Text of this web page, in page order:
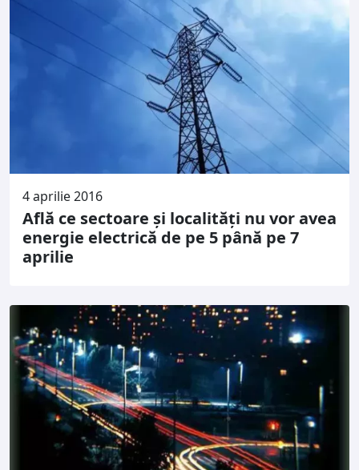
4 aprilie 2016
Află ce sectoare și localități nu vor avea
energie electrică de pe 5 până pe 7
aprilie